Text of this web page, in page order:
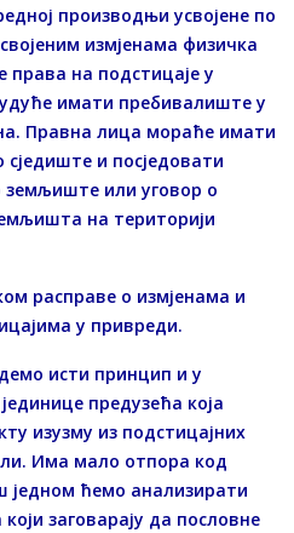
производњи усвојене по
измјенама физичка
права на подстицаје у
имати пребивалиште у
Правна лица мораће имати
и посједовати
или уговор о
на територији
расправе о измјенама и
у привреди.
исти принцип и у
предузећа која
изузму из подстицајних
Има мало отпора код
једном ћемо анализирати
заговарају да пословне